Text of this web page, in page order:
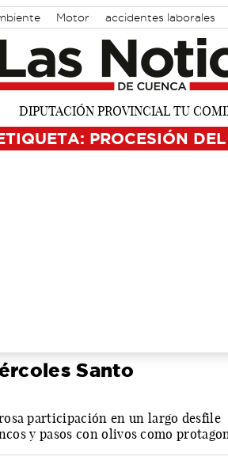
Motor accidentes laborales
PROCESIÓN
Santo
participación en un largo desfile
y pasos con olivos como